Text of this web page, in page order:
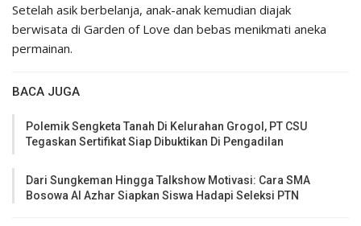
Setelah asik berbelanja, anak-anak kemudian diajak
berwisata di Garden of Love dan bebas menikmati aneka
permainan.
BACA JUGA
Polemik Sengketa Tanah Di Kelurahan Grogol, PT CSU
Tegaskan Sertifikat Siap Dibuktikan Di Pengadilan
Dari Sungkeman Hingga Talkshow Motivasi: Cara SMA
Bosowa Al Azhar Siapkan Siswa Hadapi Seleksi PTN